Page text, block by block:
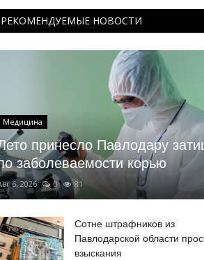
РЕКОМЕНДУЕМЫЕ НОВОСТИ
Медицина
принесло Павлодару
заболеваемости корью
6, 2026 0 81
Сотне штрафников из
Павлодарской области
взыскания